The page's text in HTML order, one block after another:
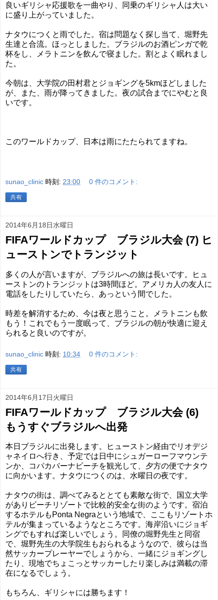
良いギリシャ応援歌を一曲やり、同乗のギリシャ人は大い
に盛り上がっていました。
ナタウにつくと雨でした。宿は問題なく探し当て、堀野先
生達と合流。ほっとしました。ブラジルのお酒ピンガで乾
杯をし、メラトニンを飲んで寝ました。割とよく眠れまし
た。
今朝は、大学院の田村君とジョギングを5kmほどしました
が、また、雨が降ってきました。夜の試合までにやむと良
いです。
このワールドカップ、日本は雨にたたられてますね。
sunao_clinic 時刻: 23:00 0 件のコメント:
共有
2014年6月18日水曜日
FIFAワールドカップ ブラジル大会 (7) ヒ
ューストンでトランジット
多くの人が言いますが、ブラジルへの旅は長いです。ヒュ
ーストンのトランジットは3時間ほど。アメリカ人の友人に
電話をしたりしていたら、あっという間でした。
時差を解消するため、今は夜と思うこと。メラトニンも飲
もう！これでもう一度眠って、ブラジルの朝が快適に迎え
られると良いのですが。
sunao_clinic 時刻: 10:34 0 件のコメント:
共有
2014年6月17日火曜日
FIFAワールドカップ ブラジル大会 (6)
もうすぐブラジルへ出発
本日ブラジルに出発します。ヒューストン経由でリオデジ
ャネイロへ行き、予定では日中にシュガーローフマウンテ
ンか、コパカバーナビーチを観光して、夕方の便でナタウ
に向かいます。ナタウにつくのは、水曜日の夜です。
ナタウの街は、調べてみるととても素敵な街で、国立大学
がありビーチリゾートで比較的安全な街のようです。宿泊
するホテルもPonta Negraという地域で、ここもリゾートホ
テルが集まっているようなところです。海岸沿いにジョギ
ングでもすれば楽しいでしょう。同僚の堀野先生と同宿
で、堀野先生の大学院生もおられるようなので、彼らは当
然サッカープレーヤーでしょうから、一緒にジョギングし
たり、現地でちょこっとサッカーしたり楽しみは満載の滞
在になるでしょう。
もちろん、ギリシャには勝ちます！